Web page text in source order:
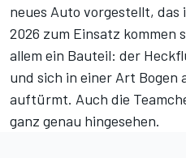
neues Auto vorgestellt, das
2026 zum Einsatz kommen
allem ein Bauteil: der
und sich in einer Art Bogen
auftürmt. Auch die
ganz genau hingesehen.